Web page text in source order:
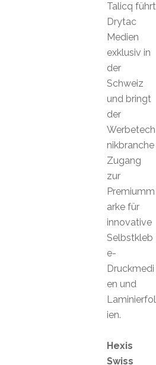
Talicq führt
Drytac
Medien
exklusiv in
der
Schweiz
und bringt
der
Werbetech
nikbranche
Zugang
zur
Premiumm
arke für
innovative
Selbstkleb
e-
Druckmedi
en und
Laminierfol
ien.
Hexis
Swiss